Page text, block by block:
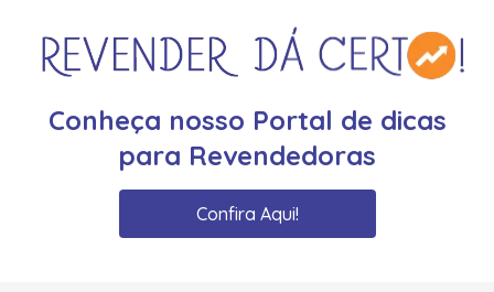
Conheça nosso Portal de dicas
para Revendedoras
Confira Aqui!